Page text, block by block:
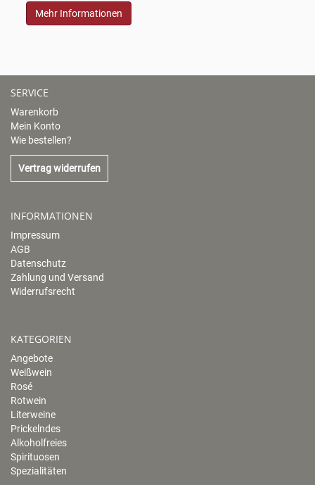
Mehr Informationen
SERVICE
Warenkorb
Mein Konto
Wie bestellen?
Vertrag widerrufen
INFORMATIONEN
Impressum
AGB
Datenschutz
Zahlung und Versand
Widerrufsrecht
KATEGORIEN
Angebote
Weißwein
Rosé
Rotwein
Literweine
Prickelndes
Alkoholfreies
Spirituosen
Spezialitäten